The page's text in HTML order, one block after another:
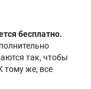
F32 WUXGA
Projectiondesign
F35
Projectiondesign
бесплатно.
так, чтобы
тому же, все